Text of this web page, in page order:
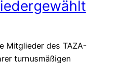
Mitglieder des TAZA-
turnusmäßigen